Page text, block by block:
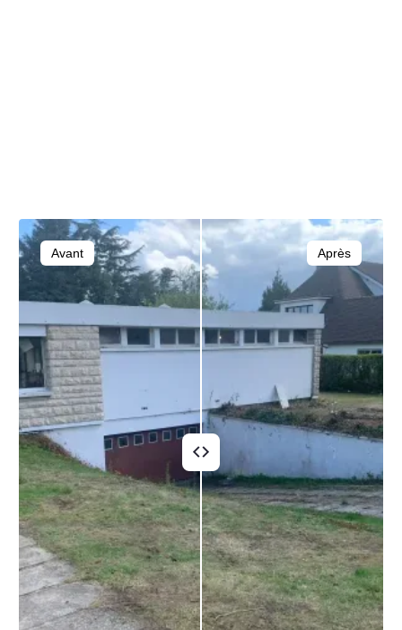
Avant Après